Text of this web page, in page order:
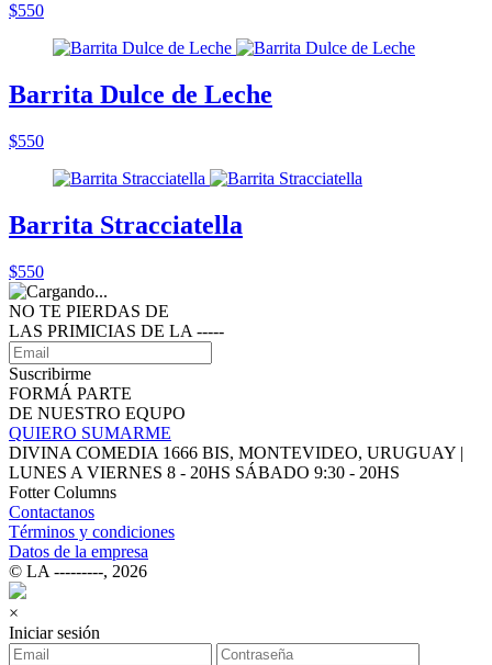
$550
Barrita Dulce de Leche
$550
Barrita Stracciatella
$550
NO TE PIERDAS DE
LAS PRIMICIAS DE LA ‑‑‑‑‑
Suscribirme
FORMÁ PARTE
DE NUESTRO EQUPO
QUIERO SUMARME
DIVINA COMEDIA 1666 BIS, MONTEVIDEO, URUGUAY |
LUNES A VIERNES 8 - 20HS SÁBADO 9:30 - 20HS
Fotter Columns
Contactanos
Términos y condiciones
Datos de la empresa
© LA ‑‑‑‑‑‑‑‑‑, 2026
×
Iniciar sesión